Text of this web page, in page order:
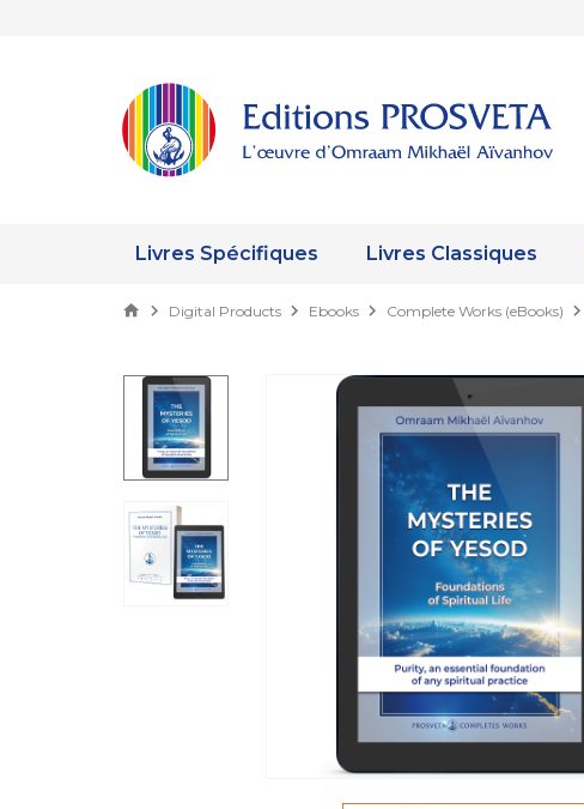
Livres Spécifiques Livres Classiques
Digital Products Ebooks Complete Works (eBooks)